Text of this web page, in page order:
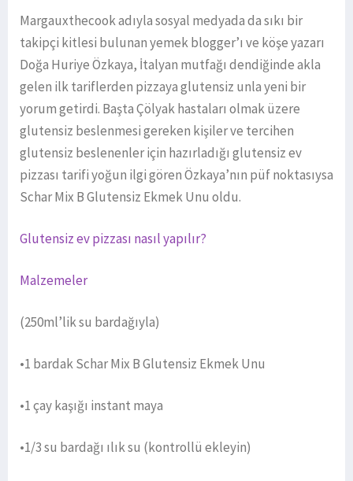
Margauxthecook adıyla sosyal medyada da sıkı bir
takipçi kitlesi bulunan yemek blogger’ı ve köşe yazarı
Doğa Huriye Özkaya, İtalyan mutfağı dendiğinde akla
gelen ilk tariflerden pizzaya glutensiz unla yeni bir
yorum getirdi. Başta Çölyak hastaları olmak üzere
glutensiz beslenmesi gereken kişiler ve tercihen
glutensiz beslenenler için hazırladığı glutensiz ev
pizzası tarifi yoğun ilgi gören Özkaya’nın püf noktasıysa
Schar Mix B Glutensiz Ekmek Unu oldu.
Glutensiz ev pizzası nasıl yapılır?
Malzemeler
(250ml’lik su bardağıyla)
•1 bardak Schar Mix B Glutensiz Ekmek Unu
•1 çay kaşığı instant maya
•1/3 su bardağı ılık su (kontrollü ekleyin)